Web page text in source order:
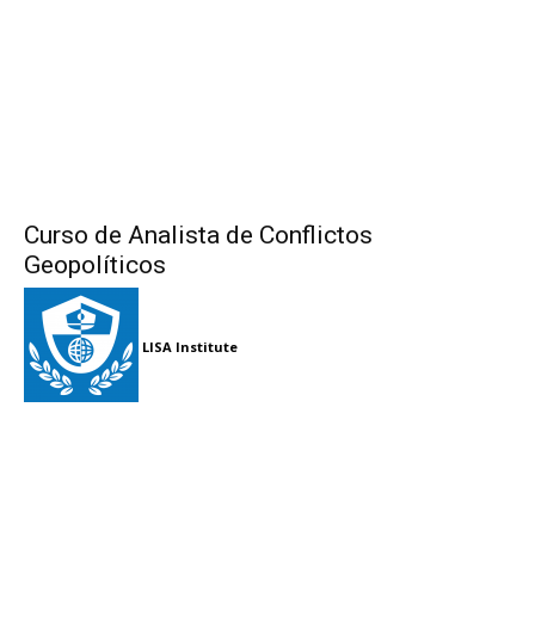
Curso de Analista de Conflictos
Geopolíticos
LISA Institute